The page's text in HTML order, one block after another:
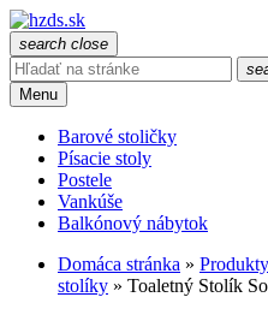
search close
Menu
Barové stoličky
Písacie stoly
Postele
Vankúše
Balkónový nábytok
Domáca stránka » Produkty
stolíky » Toaletný Stolík